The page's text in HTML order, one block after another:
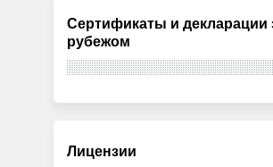
Сертификаты и декларации
рубежом
Лицензии